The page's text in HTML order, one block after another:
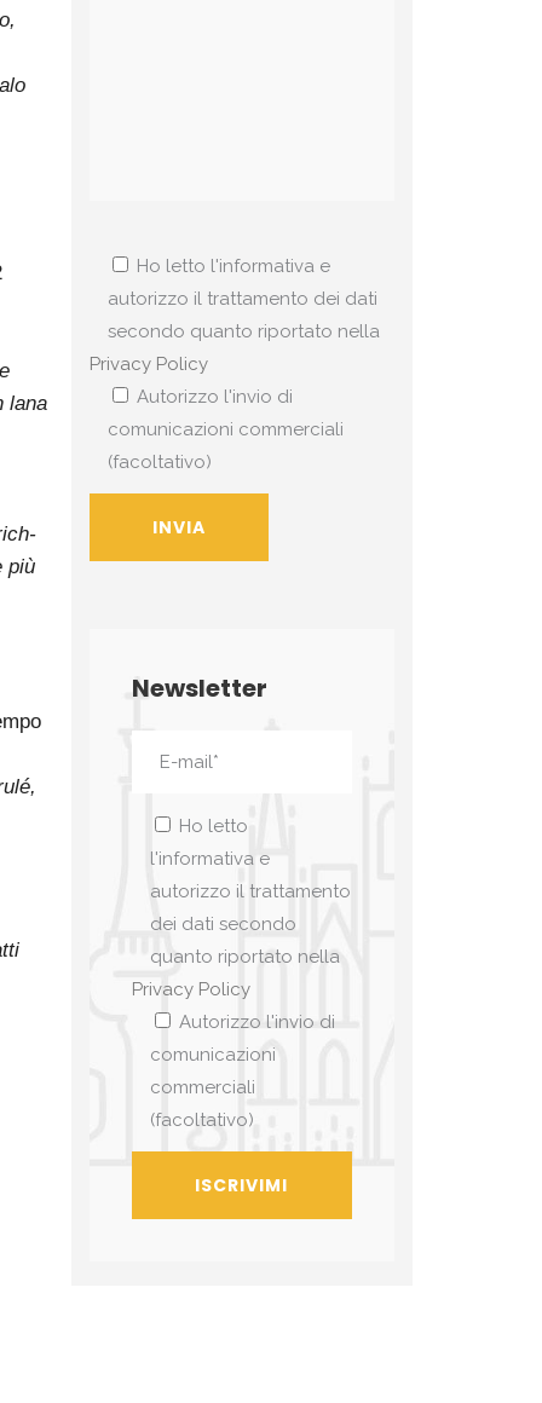
lana
più
Ho letto l'informativa e
autorizzo il trattamento dei dati
secondo quanto riportato nella
Privacy Policy
Autorizzo l'invio di
comunicazioni commerciali
(facoltativo)
Newsletter
Ho letto
l'informativa e
autorizzo il trattamento
dei dati secondo
quanto riportato nella
Privacy Policy
Autorizzo l'invio di
comunicazioni
commerciali
(facoltativo)